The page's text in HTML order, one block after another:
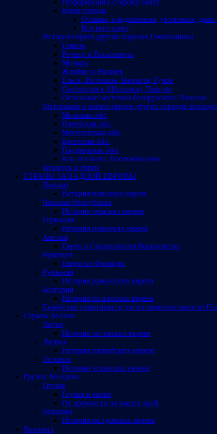
Ваши письма
Отзывы, предложения, уточнения,
Кто кого ищет
История евреев других городов Гомельщины
Гомель
Речица и Василевичи
Мозырь
Жлобин и Рогачев
Ельск, Петриков, Наровля, Туров
Светлогорск (Шатилки), Паричи
Остальные местечки белорусского Полесья
Материалы о жизни евреев других городов
Минская обл.
Витебская обл.
Могилевская обл.
Брестская обл.
Гродненская обл.
Как это было. Воспоминания
Беларусь и евреи
СТРАНЫ ЗАПАДНОЙ ЕВРОПЫ
Польша
История польских евреев
Чешская Республика
История чешских евреев
Германия
История немецких евреев
Англия
Евреи в Соединенном Королевстве
Франция
Евреи во Франции
Румыния
История румынских евреев
Болгария
История болгарских евреев
Еврейские памятники и достопримечательности
Страны Балтии
Литва
История литовских евреев
Латвия
История латвийских евреев
Эстония
История эстонских евреев
Грузия, Молдова
Грузия
Грузия и евреи
От древности до наших дней
Молдова
История молдавских евреев
Холокост